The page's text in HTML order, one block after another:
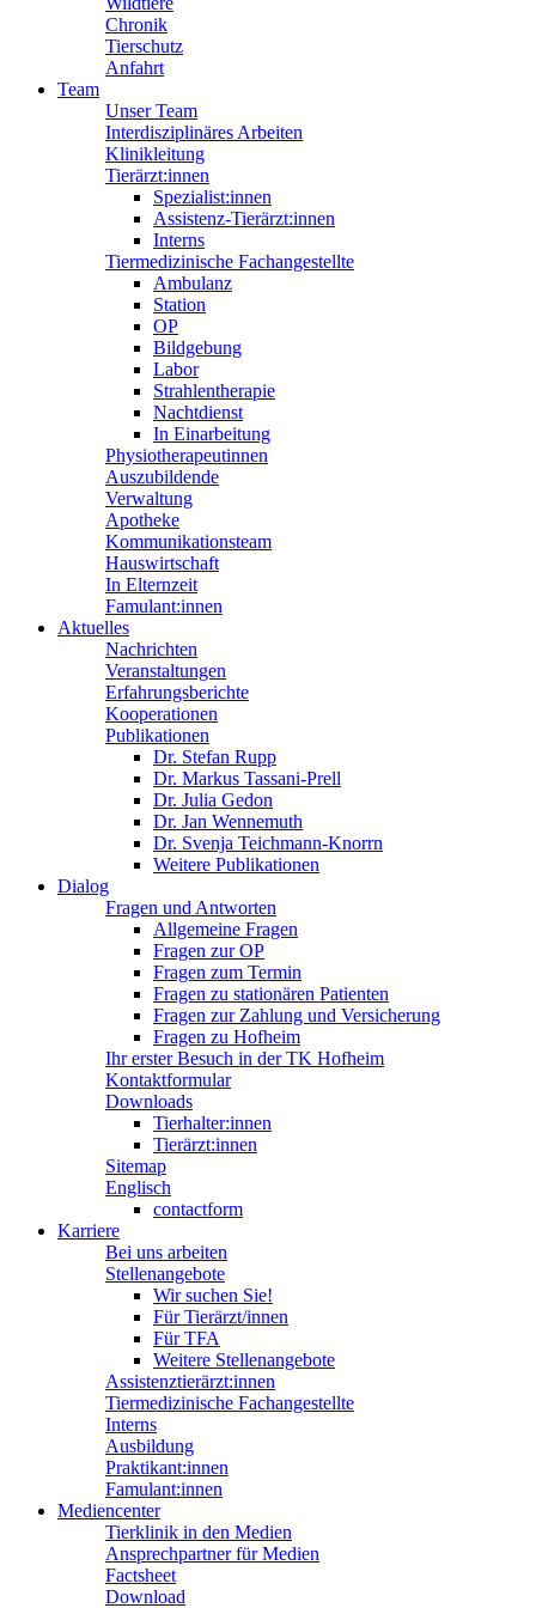
Chronik
Tierschutz
Anfahrt
Team
Unser Team
Interdisziplinäres Arbeiten
Klinikleitung
Tierärzt:innen
Spezialist:innen
Assistenz-Tierärzt:innen
Interns
Tiermedizinische Fachangestellte
Ambulanz
Station
OP
Bildgebung
Labor
Strahlentherapie
Nachtdienst
In Einarbeitung
Physiotherapeutinnen
Auszubildende
Verwaltung
Apotheke
Kommunikationsteam
Hauswirtschaft
In Elternzeit
Famulant:innen
Aktuelles
Nachrichten
Veranstaltungen
Erfahrungsberichte
Kooperationen
Publikationen
Dr. Stefan Rupp
Dr. Markus Tassani-Prell
Dr. Julia Gedon
Dr. Jan Wennemuth
Dr. Svenja Teichmann-Knorrn
Weitere Publikationen
Dialog
Fragen und Antworten
Allgemeine Fragen
Fragen zur OP
Fragen zum Termin
Fragen zu stationären Patienten
Fragen zur Zahlung und Versicherung
Fragen zu Hofheim
Ihr erster Besuch in der TK Hofheim
Kontaktformular
Downloads
Tierhalter:innen
Tierärzt:innen
Sitemap
Englisch
contactform
Karriere
Bei uns arbeiten
Stellenangebote
Wir suchen Sie!
Für Tierärzt/innen
Für TFA
Weitere Stellenangebote
Assistenztierärzt:innen
Tiermedizinische Fachangestellte
Interns
Ausbildung
Praktikant:innen
Famulant:innen
Mediencenter
Tierklinik in den Medien
Ansprechpartner für Medien
Factsheet
Download